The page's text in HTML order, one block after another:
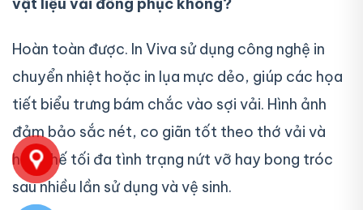
Hoàn toàn được. In Viva sử dụng công nghệ in
chuyển nhiệt hoặc in lụa mực dẻo, giúp các họa
tiết biểu trưng bám chắc vào sợi vải. Hình ảnh
đảm bảo sắc nét, co giãn tốt theo thớ vải và
hạn chế tối đa tình trạng nứt vỡ hay bong tróc
sau nhiều lần sử dụng và vệ sinh.